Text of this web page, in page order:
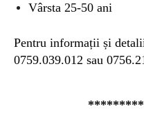
Vârsta 25-50 ani
Pentru informații și
0759.039.012 sau